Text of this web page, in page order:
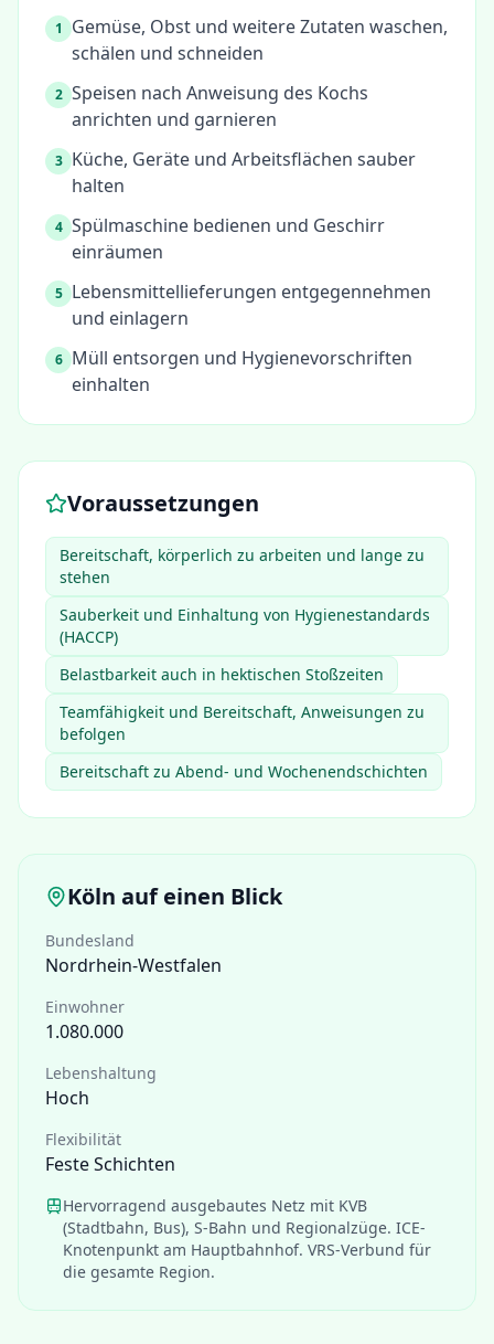
1
Gemüse, Obst und weitere Zutaten waschen,
schälen und schneiden
2 Speisen nach Anweisung des Kochs
anrichten und garnieren
3 Küche, Geräte und Arbeitsflächen sauber
halten
4 Spülmaschine bedienen und Geschirr
einräumen
5 Lebensmittellieferungen entgegennehmen
und einlagern
6 Müll entsorgen und Hygienevorschriften
einhalten
Voraussetzungen
Bereitschaft, körperlich zu arbeiten und lange zu
stehen
Sauberkeit und Einhaltung von Hygienestandards
(HACCP)
Belastbarkeit auch in hektischen Stoßzeiten
Teamfähigkeit und Bereitschaft, Anweisungen zu
befolgen
Bereitschaft zu Abend- und Wochenendschichten
Köln auf einen Blick
Bundesland
Nordrhein-Westfalen
Einwohner
1.080.000
Lebenshaltung
Hoch
Flexibilität
Feste Schichten
Hervorragend ausgebautes Netz mit KVB
(Stadtbahn, Bus), S-Bahn und Regionalzüge. ICE-
Knotenpunkt am Hauptbahnhof. VRS-Verbund für
die gesamte Region.